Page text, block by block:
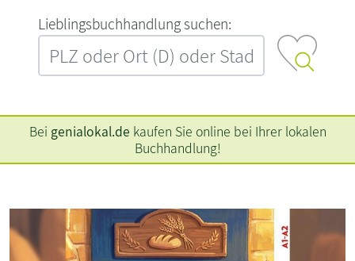
L‍i‍e‍b‍l‍i‍n‍g‍s‍b‍u‍c‍h‍h‍a‍n‍d‍l‍u‍n‍g‍ ‍s‍u‍c‍h‍e‍n‍:‍
Bei genialokal.de kaufen Sie online bei Ihrer lokalen
Buchhandlung!